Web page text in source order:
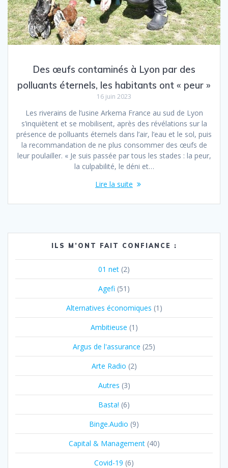
Des œufs contaminés à Lyon par des
polluants éternels, les habitants ont « peur »
16 juin 2023
Les riverains de l’usine Arkema France au sud de Lyon
s’inquiètent et se mobilisent, après des révélations sur la
présence de polluants éternels dans l’air, l’eau et le sol, puis
la recommandation de ne plus consommer des œufs de
leur poulailler. « Je suis passée par tous les stades : la peur,
la culpabilité, le déni et…
Lire la suite
ILS M’ONT FAIT CONFIANCE :
01 net (2)
Agefi (51)
Alternatives économiques (1)
Ambitieuse (1)
Argus de l'assurance (25)
Arte Radio (2)
Autres (3)
Basta! (6)
Binge.Audio (9)
Capital & Management(40)
Covid-19 (6)